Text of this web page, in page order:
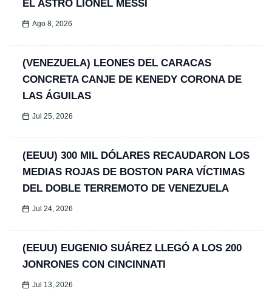
EL ASTRO LIONEL MESSI
Ago 8, 2026
(VENEZUELA) LEONES DEL CARACAS
CONCRETA CANJE DE KENEDY CORONA DE
LAS ÁGUILAS
Jul 25, 2026
(EEUU) 300 MIL DÓLARES RECAUDARON LOS
MEDIAS ROJAS DE BOSTON PARA VÍCTIMAS
DEL DOBLE TERREMOTO DE VENEZUELA
Jul 24, 2026
(EEUU) EUGENIO SUÁREZ LLEGÓ A LOS 200
JONRONES CON CINCINNATI
Jul 13, 2026